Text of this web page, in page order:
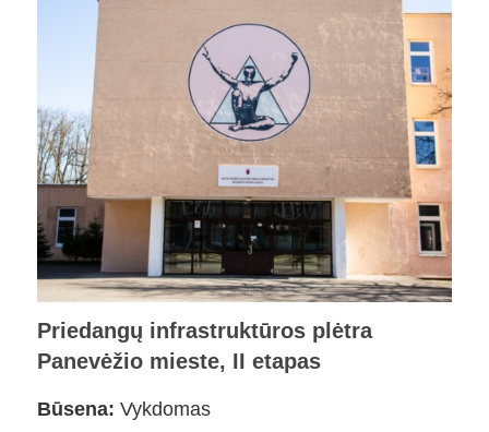
Priedangų infrastruktūros plėtra
Panevėžio mieste, II etapas
Būsena: Vykdomas